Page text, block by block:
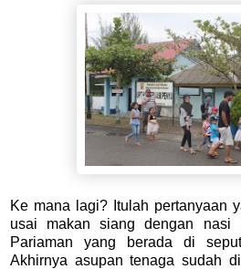
Ke mana lagi? Itulah pertanyaan
usai makan siang dengan nasi
Pariaman yang berada di
Akhirnya asupan tenaga sudah